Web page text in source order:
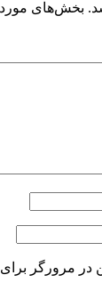
بخش‌های
در مرورگر